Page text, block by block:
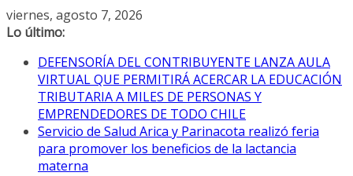
Saltar
al
viernes, agosto 7, 2026
Lo último:
DEFENSORÍA DEL CONTRIBUYENTE LANZA AULA
VIRTUAL QUE PERMITIRÁ ACERCAR LA EDUCACIÓN
TRIBUTARIA A MILES DE PERSONAS Y
EMPRENDEDORES DE TODO CHILE
Servicio de Salud Arica y Parinacota realizó feria
para promover los beneficios de la lactancia
materna